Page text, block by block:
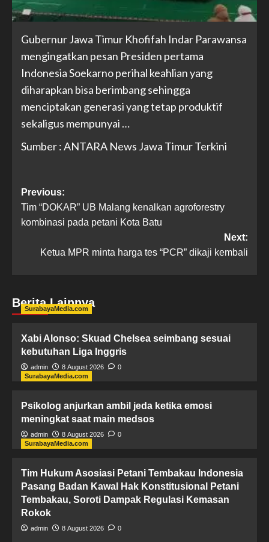
Gubernur Jawa Timur Khofifah Indar Parawansa
mengingatkan pesan Presiden pertama
Indonesia Soekarno perihal keahlian yang
diharapkan bisa berimbang sehingga
menciptakan generasi yang tetap produktif
sekaligus mempunyai …
Sumber : ANTARA News Jawa Timur Terkini
Previous:
Tim “DOKAR” UB Malang kenalkan agroforestry
kombinasi pada petani Kota Batu
Next:
Ketua MPR minta harga tes “PCR” dikaji kembali
Berita Lainnya
SurabayaMedia.com
Xabi Alonso: Skuad Chelsea seimbang sesuai
kebutuhan Liga Inggris
admin 8 August 2026
0
SurabayaMedia.com
Psikolog anjurkan ambil jeda ketika emosi
meningkat saat main medsos
admin 8 August 2026
0
SurabayaMedia.com
Tim Hukum ​Asosiasi Petani Tembakau Indonesia
Pasang Badan Kawal Hak Konstitusional Petani
Tembakau, Soroti Dampak Regulasi Kemasan
Rokok
admin 8 August 2026 0